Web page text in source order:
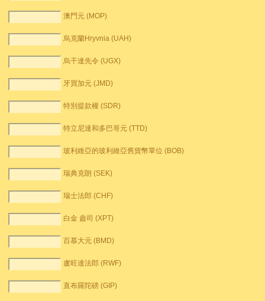
澳門元 (MOP)
烏克蘭Hryvnia (UAH)
烏干達先令 (UGX)
牙買加元 (JMD)
特別提款權 (SDR)
特立尼達和多巴哥元 (TTD)
玻利維亞的玻利維亞舊貨幣單位 (BOB)
瑞典克朗 (SEK)
瑞士法郎 (CHF)
白金 盎司 (XPT)
百慕大元 (BMD)
盧旺達法郎 (RWF)
直布羅陀磅 (GIP)